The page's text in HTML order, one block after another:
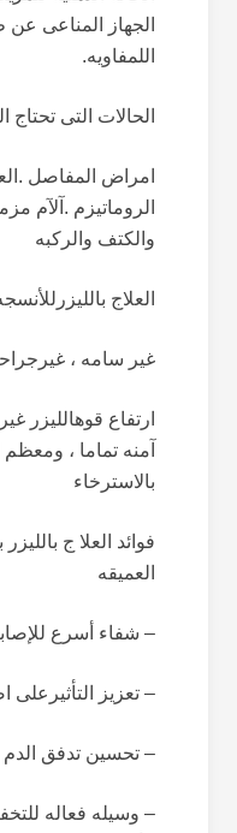
الجهاز المناعی عن
اللمفاویه.
الحالات التی تحتاج
امراض المفاصل
الروماتیزم .آلآم
والکتف والرکبه
العلاج
غیر سامه ،
ارتفاع قوهاللیزر
آمنه تماما ،
بالاسترخاء
فوائد العلا ج
العمیقه
– شفاء أسرع
– تعزیز التأثیرعلى
– تحسین تدفق الدم
– وسیله فعاله